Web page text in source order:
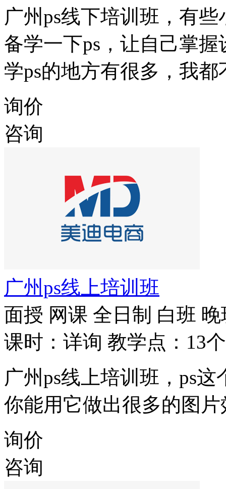
广州ps线下培训班，有
备学一下ps，让自己掌
学ps的地方有很多，我
询价
咨询
广州ps线上培训班
面授 网课 全日制 白班 晚
课时：详询 教学点：13个
广州ps线上培训班，ps
你能用它做出很多的图片
询价
咨询